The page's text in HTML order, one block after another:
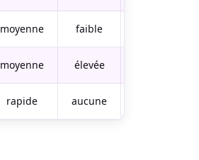
moyenne faible
moyenne élevée
rapide aucune